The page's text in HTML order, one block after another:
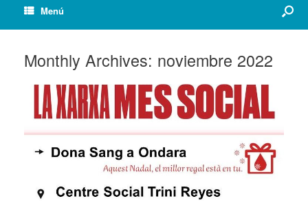
Menú
Monthly Archives: noviembre 2022